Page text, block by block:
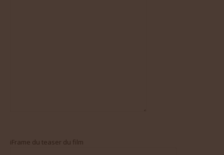
iFrame du teaser du film